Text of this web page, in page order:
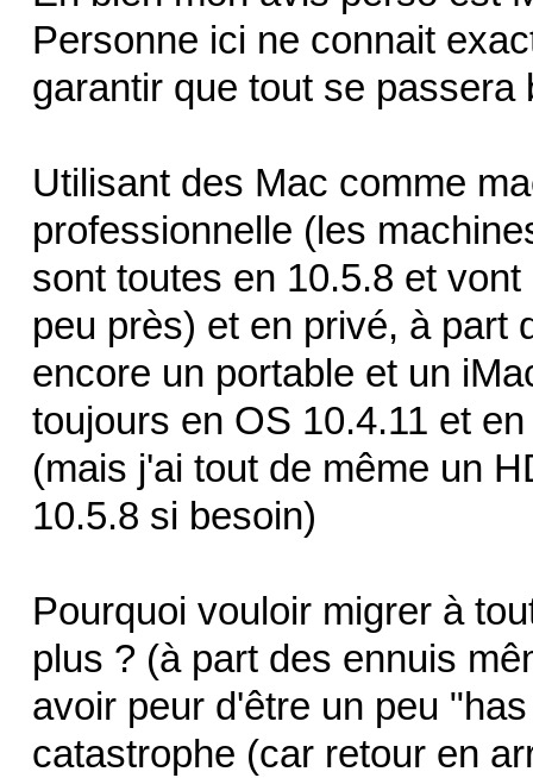
Personne ici ne connait
garantir que tout se
Utilisant des Mac comme
professionnelle (les
sont toutes en 10.5.8 et
peu près) et en privé, à part
encore un portable et un
toujours en OS 10.4.11 et
(mais j'ai tout de même un
10.5.8 si besoin)
Pourquoi vouloir migrer à
plus ? (à part des ennuis
avoir peur d'être un peu
catastrophe (car retour en